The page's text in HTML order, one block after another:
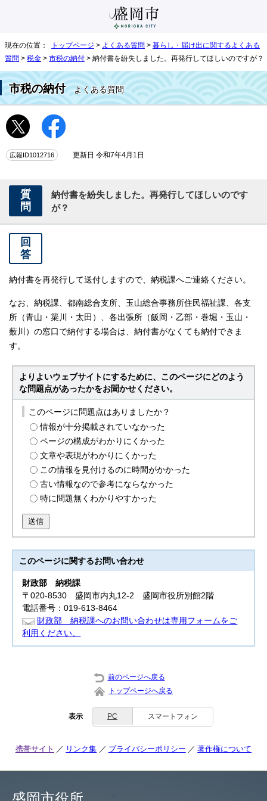
現在の位置： トップページ > よくある質問 > 暮らし・届け出に関するよくある
質問 > 税金 > 市税の納付 > 納付書を紛失しました。再発行してほしいのですが？
市税の納付よくある質問
広報ID1012716 更新日 令和7年4月1日
質
問
納付書を紛失しました。再発行してほしいのです
が？
回
答
納付書を再発行して送付しますので、納税課へご連絡ください。
なお、納税課、都南総合支所、玉山総合事務所住民福祉課、各支
所（青山・簗川・太田）、各出張所（飯岡・乙部・巻堀・玉山・
薮川）の窓口で納付する場合は、納付書がなくても納付できま
す。
よりよいウェブサイトにするために、このページにどのよう
な問題点があったかをお聞かせください。
このページに問題点はありましたか？
情報が十分掲載されていなかった
ページの構成がわかりにくかった
文章や表現がわかりにくかった
この情報を見付けるのに時間がかかった
古い情報なので参考にならなかった
特に問題無くわかりやすかった
送信
このページに関するお問い合わせ
財政部納税課
〒020-8530 盛岡市内丸12-2 盛岡市役所別館2階
電話番号：019-613-8464
財政部 納税課へのお問い合わせは専用フォームをご
利用ください。
前のページへ戻る
トップページへ戻る
表示 PC スマートフォン
携帯サイト リンク集 プライバシーポリシー 著作権について